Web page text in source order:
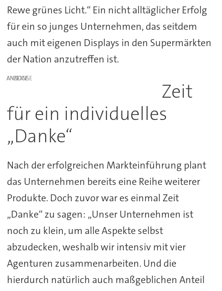
Rewe grünes Licht.“ Ein nicht alltäglicher Erfolg
für ein so junges Unternehmen, das seitdem
auch mit eigenen Displays in den Supermärkten
der Nation anzutreffen ist.
ANZEIGE
Zeit
für ein individuelles
„Danke“
Nach der erfolgreichen Markteinführung plant
das Unternehmen bereits eine Reihe weiterer
Produkte. Doch zuvor war es einmal Zeit
„Danke“ zu sagen: „Unser Unternehmen ist
noch zu klein, um alle Aspekte selbst
abzudecken, weshalb wir intensiv mit vier
Agenturen zusammenarbeiten. Und die
hierdurch natürlich auch maßgeblichen Anteil